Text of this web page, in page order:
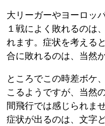
大リーガーやヨーロッ
１戦によく敗れるのは
れます。症状を考える
合に敗れるのは、当然
ところでこの時差ボケ
こるようですが、当然
間飛行では感じられま
症状が出るのは、文字